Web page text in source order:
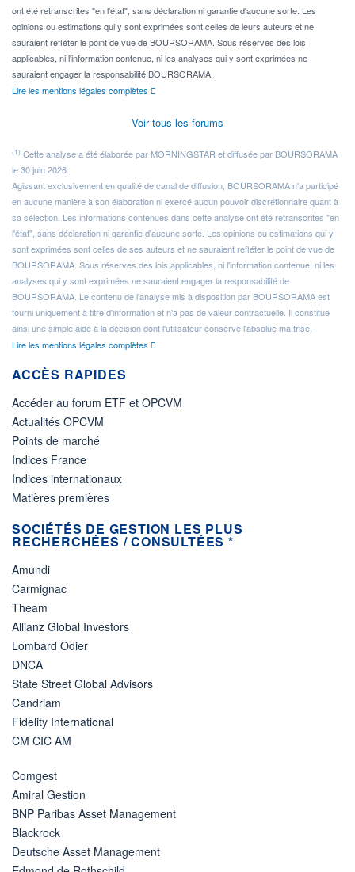
ont été retranscrites "en l'état", sans déclaration ni garantie d'aucune sorte. Les
opinions ou estimations qui y sont exprimées sont celles de leurs auteurs et ne
sauraient refléter le point de vue de BOURSORAMA. Sous réserves des lois
applicables, ni l'information contenue, ni les analyses qui y sont exprimées ne
sauraient engager la responsabilité BOURSORAMA.
Lire les mentions légales complètes
Voir tous les forums
(1) Cette analyse a été élaborée par MORNINGSTAR et diffusée par BOURSORAMA
le 30 juin 2026.
Agissant exclusivement en qualité de canal de diffusion, BOURSORAMA n'a participé
en aucune manière à son élaboration ni exercé aucun pouvoir discrétionnaire quant à
sa sélection. Les informations contenues dans cette analyse ont été retranscrites "en
l'état", sans déclaration ni garantie d'aucune sorte. Les opinions ou estimations qui y
sont exprimées sont celles de ses auteurs et ne sauraient refléter le point de vue de
BOURSORAMA. Sous réserves des lois applicables, ni l'information contenue, ni les
analyses qui y sont exprimées ne sauraient engager la responsabilité de
BOURSORAMA. Le contenu de l'analyse mis à disposition par BOURSORAMA est
fourni uniquement à titre d'information et n'a pas de valeur contractuelle. Il constitue
ainsi une simple aide à la décision dont l'utilisateur conserve l'absolue maîtrise.
Lire les mentions légales complètes
ACCÈS RAPIDES
Accéder au forum ETF et OPCVM
Actualités OPCVM
Points de marché
Indices France
Indices internationaux
Matières premières
SOCIÉTÉS DE GESTION LES PLUS
RECHERCHÉES / CONSULTÉES *
Amundi
Carmignac
Theam
Allianz Global Investors
Lombard Odier
DNCA
State Street Global Advisors
Candriam
Fidelity International
CM CIC AM
Comgest
Amiral Gestion
BNP Paribas Asset Management
Blackrock
Deutsche Asset Management